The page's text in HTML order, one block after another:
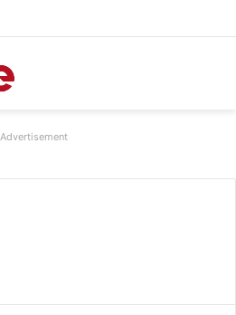
Advertisement